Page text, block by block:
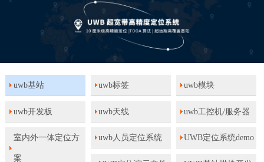
uwb基站 uwb标签 uwb模块
uwb开发板 uwb天线 uwb工控机/服务器
室内外一体定位方
案
uwb人员定位系统 UWB定位系统demo